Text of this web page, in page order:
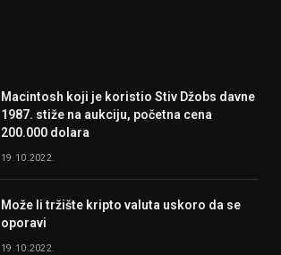
Macintosh koji je koristio Stiv Džobs davne
1987. stiže na aukciju, početna cena
200.000 dolara
19.10.2022.
Može li tržište kripto valuta uskoro da se
oporavi
19.10.2022.